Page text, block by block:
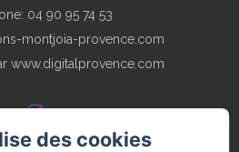
04 90 95 74 53
montjoia-provence.com
www.digitalprovence.com
des cookies